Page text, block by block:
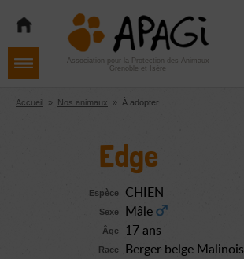
navigation
contenu
Aller
pied
de
Association pour la Protection des Animaux
Grenoble et Isère
Accueil » Nos animaux » À adopter
Edge
Espèce CHIEN
Sexe Mâle
Âge 17 ans
Race Berger belge Malinois